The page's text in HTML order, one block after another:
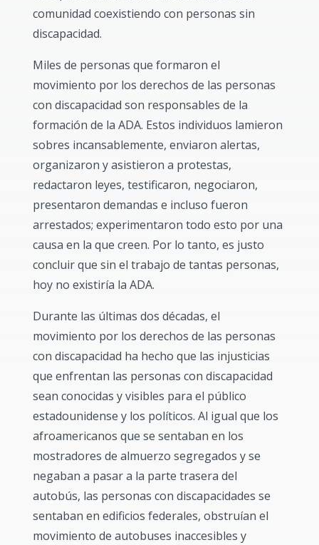
comunidad coexistiendo con personas sin
discapacidad.
Miles de personas que formaron el
movimiento por los derechos de las personas
con discapacidad son responsables de la
formación de la ADA. Estos individuos lamieron
sobres incansablemente, enviaron alertas,
organizaron y asistieron a protestas,
redactaron leyes, testificaron, negociaron,
presentaron demandas e incluso fueron
arrestados; experimentaron todo esto por una
causa en la que creen. Por lo tanto, es justo
concluir que sin el trabajo de tantas personas,
hoy no existiría la ADA.
Durante las últimas dos décadas, el
movimiento por los derechos de las personas
con discapacidad ha hecho que las injusticias
que enfrentan las personas con discapacidad
sean conocidas y visibles para el público
estadounidense y los políticos. Al igual que los
afroamericanos que se sentaban en los
mostradores de almuerzo segregados y se
negaban a pasar a la parte trasera del
autobús, las personas con discapacidades se
sentaban en edificios federales, obstruían el
movimiento de autobuses inaccesibles y